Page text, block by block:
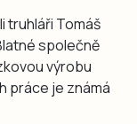
truhláři Tomáš
společně
výrobu
práce je známá